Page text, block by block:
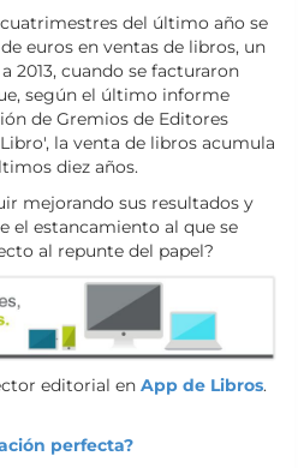
del último año se
euros en ventas de libros, un
2013, cuando se facturaron
según el último informe
de Gremios de Editores
la venta de libros acumula
diez años.
mejorando sus resultados y
el estancamiento al que se
al repunte del papel?
editorial en App de Libros.
perfecta?